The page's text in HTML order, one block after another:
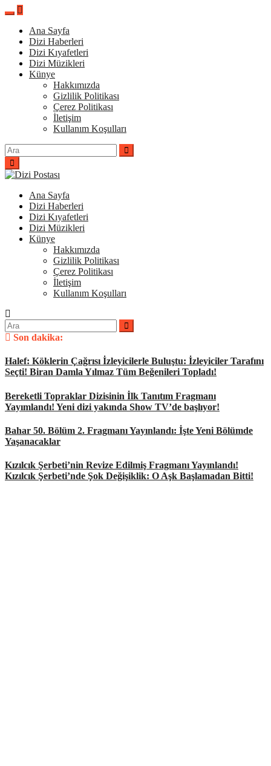
İçeriğe
Ana Sayfa
Dizi Haberleri
Dizi Kıyafetleri
Dizi Müzikleri
Künye
Hakkımızda
Gizlilik Politikası
Çerez Politikası
İletişim
Kullanım Koşulları
Arama
yap:
Ana Sayfa
Dizi Haberleri
Dizi Kıyafetleri
Dizi Müzikleri
Künye
Hakkımızda
Gizlilik Politikası
Çerez Politikası
İletişim
Kullanım Koşulları
Arama
yap:Son dakika:
Halef: Köklerin Çağrısı İzleyicilerle Buluştu: İzleyiciler Tarafını
Seçti! Biran Damla Yılmaz Tüm Beğenileri Topladı!
Bereketli Topraklar Dizisinin İlk Tanıtım Fragmanı
Yayımlandı! Yeni dizi yakında Show TV’de başlıyor!
Bahar 50. Bölüm 2. Fragmanı Yayınlandı: İşte Yeni Bölümde
Yaşanacaklar
Kızılcık Şerbeti’nin Revize Edilmiş Fragmanı Yayınlandı!
Kızılcık Şerbeti’nde Şok Değişiklik: O Aşk Başlamadan Bitti!